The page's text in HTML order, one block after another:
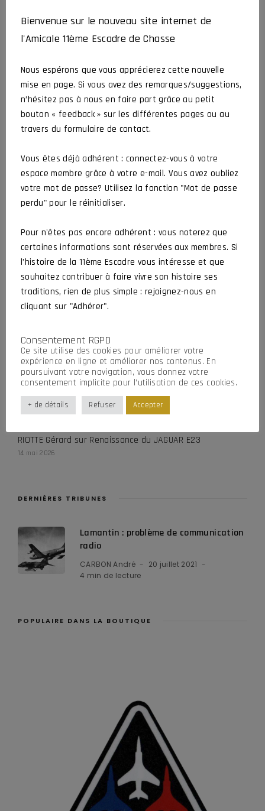
« RES NON VERBA » # 82
CROCHARD Jean-Luc
26 juillet 2026
Hommage à Bernard et Stéphane
CROCHARD Jean-Luc
2 juillet 2026
AG 2026 de l’Amicale
CROCHARD Jean-Luc
5 juin 2026
Actualités Assemblée Générale
DERNIERS COMMENTAIRES
DURAND ChristiansurHommage à Bernard et Stéphane
29 juillet 2026
1 juillet 2026
CROCHARD Jean-LucsurRenaissance du JAGUAR E23
16 mai 2026
CROCHARD Jean-Lucsur Renaissance du JAGUAR E23
16 mai 2026
RIOTTE Gérard sur Renaissance du JAGUAR E23
14 mai 2026
DERNIÈRES TRIBUNES
Lamantin : problème de communication
radio
CARBON André
20 juillet 2021
4 min de lecture
POPULAIRE DANS LA BOUTIQUE
Bienvenue sur le nouveau site internet de
l'Amicale 11ème Escadre de Chasse
Nous espérons que vous apprécierez cette nouvelle
mise en page. Si vous avez des remarques/suggestions,
n’hésitez pas à nous en faire part grâce au petit
bouton « feedback » sur les différentes pages ou au
travers du formulaire de contact.
Vous êtes déjà adhérent : connectez-vous à votre
espace membre grâce à votre e-mail. Vous avez oubliez
votre mot de passe? Utilisez la fonction "Mot de passe
perdu" pour le réinitialiser.
Pour n'êtes pas encore adhérent : vous noterez que
certaines informations sont réservées aux membres. Si
l’histoire de la 11ème Escadre vous intéresse et que
souhaitez contribuer à faire vivre son histoire ses
traditions, rien de plus simple : rejoignez-nous en
cliquant sur "Adhérer".
Consentement RGPD
Ce site utilise des cookies pour améliorer votre
expérience en ligne et améliorer nos contenus. En
poursuivant votre navigation, vous donnez votre
consentement implicite pour l’utilisation de ces cookies.
+ de détails Refuser Accepter